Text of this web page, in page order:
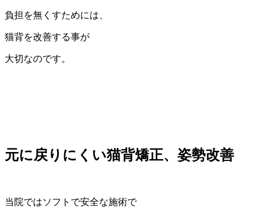
負担を無くすためには、
猫背を改善する事が
大切なのです。
元に戻りにくい猫背矯正、姿勢改善
当院ではソフトで安全な施術で